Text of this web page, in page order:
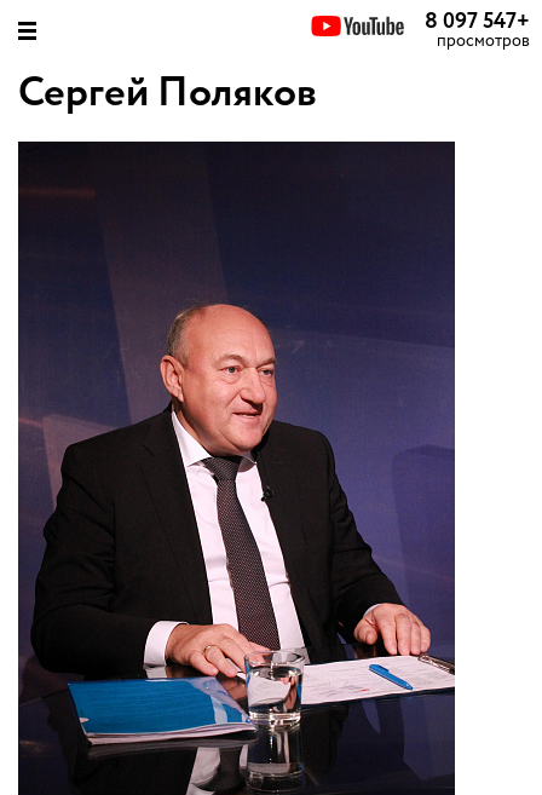
8 097 547+
просмотров
Сергей Поляков